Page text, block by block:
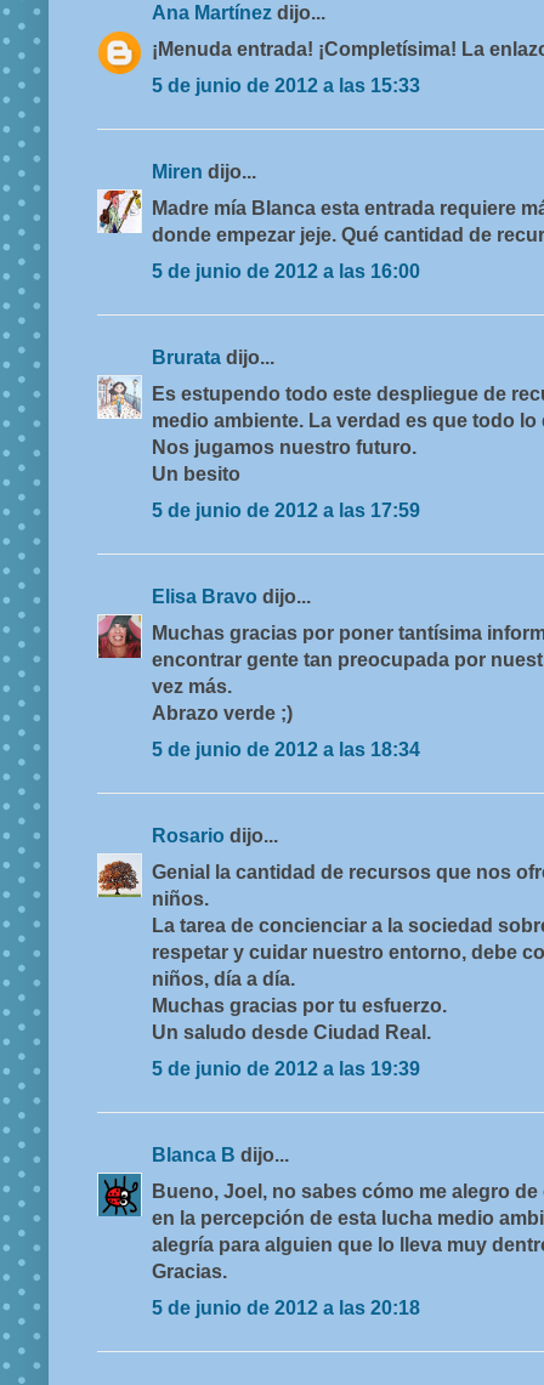
Ana Martínez dijo...
¡Menuda entrada! ¡Completísima! La
5 de junio de 2012 a las 15:33
Miren dijo...
Madre mía Blanca esta entrada requiere
donde empezar jeje. Qué cantidad de
5 de junio de 2012 a las 16:00
Brurata dijo...
Es estupendo todo este despliegue de
medio ambiente. La verdad es que todo
Nos jugamos nuestro futuro.
Un besito
5 de junio de 2012 a las 17:59
Elisa Bravo dijo...
Muchas gracias por poner tantísima
encontrar gente tan preocupada por
vez más.
Abrazo verde ;)
5 de junio de 2012 a las 18:34
Rosario dijo...
Genial la cantidad de recursos que nos
niños.
La tarea de concienciar a la sociedad
respetar y cuidar nuestro entorno, debe
niños, día a día.
Muchas gracias por tu esfuerzo.
Un saludo desde Ciudad Real.
5 de junio de 2012 a las 19:39
Blanca B dijo...
Bueno, Joel, no sabes cómo me alegro
en la percepción de esta lucha medio
alegría para alguien que lo lleva muy
Gracias.
5 de junio de 2012 a las 20:18